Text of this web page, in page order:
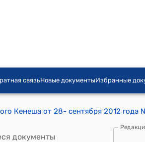
связьНовые документыИзбранные
документы